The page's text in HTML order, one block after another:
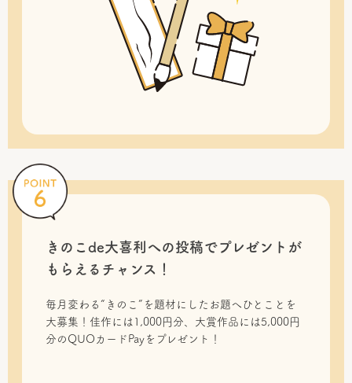
きのこde大喜利への投稿でプレゼントが
もらえるチャンス！
毎月変わる“きのこ”を題材にしたお題へひとことを
大募集！佳作には1,000円分、大賞作品には5,000円
分のQUOカードPayをプレゼント！